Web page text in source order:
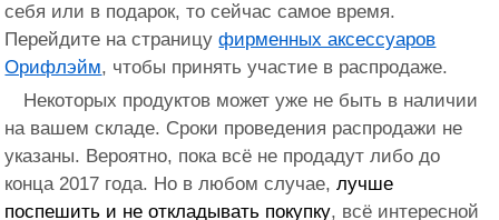
себя или в подарок, то сейчас самое время.
Перейдите на страницуфирменных аксессуаров
Орифлэйм, чтобы принять участие в распродаже.
Некоторых продуктов может уже не быть в наличии
на вашем складе. Сроки проведения распродажи не
указаны. Вероятно, пока всё не продадут либо до
конца 2017 года. Но в любом случае,лучше
поспешить и не откладывать покупку, всё интересной